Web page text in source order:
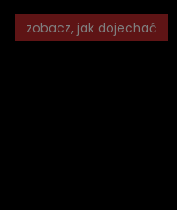
zobacz, jak dojechać